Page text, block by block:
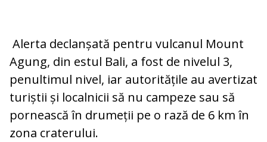
Alerta declanșată pentru vulcanul Mount
Agung, din estul Bali, a fost de nivelul 3,
penultimul nivel, iar autoritățile au avertizat
turiștii și localnicii să nu campeze sau să
pornească în drumeții pe o rază de 6 km în
zona craterului.